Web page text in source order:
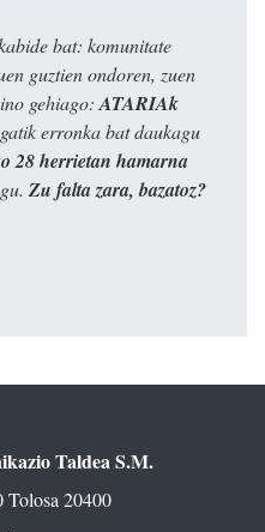
bat: komunitate
guztien ondoren, zuen
gehiago: ATARIAk
erronka bat daukagu
28 herrietan hamarna
Zu falta zara, bazatoz?
Taldea S.M.
Tolosa 20400